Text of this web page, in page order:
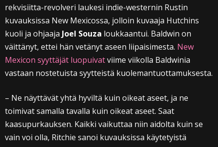
rekvisiitta-revolveri laukesi indie-westernin Rustin
kuvauksissa New Mexicossa, jolloin kuvaaja Hutchins
kuoli ja ohjaaja Joel Souza loukkaantui. Baldwin on
väittänyt, ettei hän vetänyt aseen liipaisimesta. New
Mexicon syyttäjät luopuivatviime viikolla Baldwinia
vastaan nostetuista syytteistä kuolemantuottamuksesta.
– Ne näyttävät yhtä hyviltä kuin oikeat aseet, ja ne
toimivat samalla tavalla kuin oikeat aseet. Saat
kaasupurkauksen. Kaikki vaikuttaa niin aidolta kuin se
vain voi olla, Ritchie sanoi kuvauksissa käytetyistä